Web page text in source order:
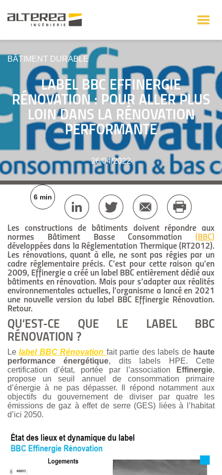
BÂTIMENT DURABLE
LABEL BBC EFFINERGIE
RÉNOVATION : POUR ALLER PLUS
LOIN DANS LA RÉNOVATION
PERFORMANTE
26/04/2022
6 min
Les constructions de bâtiments doivent répondre aux
normes Bâtiment Basse Consommation (BBC)
développées dans la Réglementation Thermique (RT2012).
Les rénovations, quant à elle, ne sont pas régies par un
cadre réglementaire précis. C’est pour cette raison qu’en
2009, Effinergie a créé un label BBC entièrement dédié aux
bâtiments en rénovation. Mais pour s’adapter aux réalités
environnementales actuelles, l’organisme a lancé en 2021
une nouvelle version du label BBC Effinergie Rénovation.
Retour.
QU’EST-CE QUE LE LABEL BBC
RÉNOVATION ?
Le label BBC Rénovation fait partie des labels de haute
performance énergétique, dits labels HPE. Cette
certification d’état, portée par l’association
Effinergie,
propose un seuil annuel de consommation primaire
d’énergie à ne pas dépasser. Il répond notamment aux
objectifs du gouvernement de diviser par quatre les
émissions de gaz à effet de serre (GES) liées à l’habitat
d’ici 2050.